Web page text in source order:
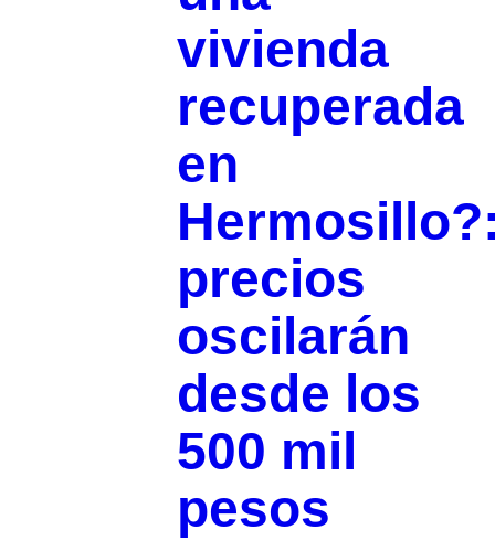
vivienda
recuperada
en
precios
oscilarán
desde los
500 mil
pesos